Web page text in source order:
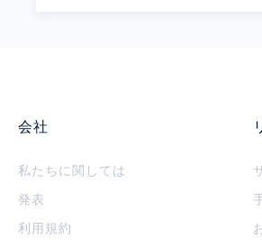
会社
私たちに関しては
発表
利用規約